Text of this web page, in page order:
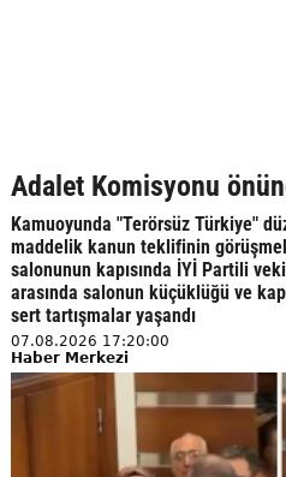
Adalet Komisyonu
Kamuoyunda "Terörsüz Türkiye"
maddelik kanun teklifinin
salonunun kapısında İYİ Partili
arasında salonun küçüklüğü ve
sert tartışmalar yaşandı
07.08.2026 17:20:00
Haber Merkezi